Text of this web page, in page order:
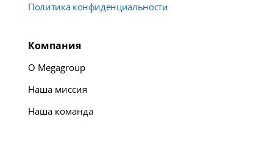
Политика конфиденциальности
Компания
О Megagroup
Наша миссия
Наша команда